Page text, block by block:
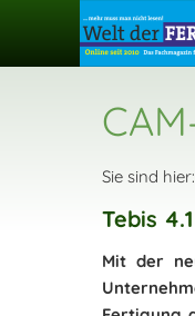
Sie sind hier:
Tebis
Mit der